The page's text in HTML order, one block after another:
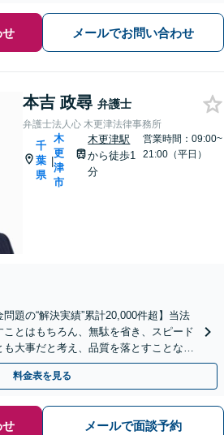
メールでお問い合わせ
本吉 政尋 弁護士
弁護士法人心 木更津法律事務所
千
葉
県
|
木
更
津
市
木更津駅
から徒歩1
分
営業時間：09:00~
21:00（平日）
問題の“解決実績”累計20,000件超】当法
とはもちろん、無駄を省き、スピード
大事だと考え、品質を落とすことな
ことにこだわります。
料金表を見る
メールで面談予約